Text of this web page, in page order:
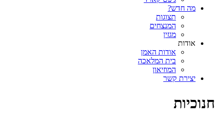
מה חדש?
תצוגות
המנצחים
מגזין
אודות
אודות האמן
בית המלאכה
המוזיאון
יצירת קשר
חנוכיות